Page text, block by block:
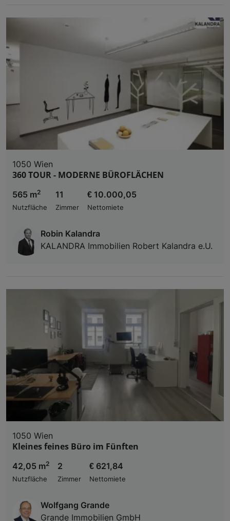
1050 Wien
360 TOUR - MODERNE BÜROFLÄCHEN
565 m2
Nutzfläche
11
Zimmer
€ 10.000,05
Nettomiete
Robin Kalandra
KALANDRA Immobilien Robert Kalandra e.U.
1050 Wien
Kleines feines Büro im Fünften
42,05 m2
Nutzfläche
2
Zimmer
€ 621,84
Nettomiete
Wolfgang Grande
Grande Immobilien GmbH